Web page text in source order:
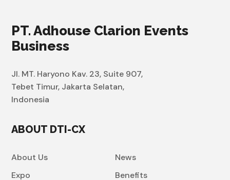
PT. Adhouse Clarion Events
Business
Jl. MT. Haryono Kav. 23, Suite 907,
Tebet Timur, Jakarta Selatan,
Indonesia
ABOUT DTI-CX
About Us
Expo
News
Benefits